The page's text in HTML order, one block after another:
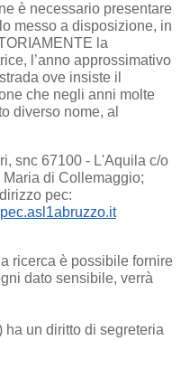
è necessario presentare
messo a disposizione, in
la
l’anno approssimativo
ove insiste il
che negli anni molte
diverso nome, al
snc 67100 - L'Aquila c/o
di Collemaggio;
pec:
ricerca è possibile fornire
dato sensibile, verrà
un diritto di segreteria